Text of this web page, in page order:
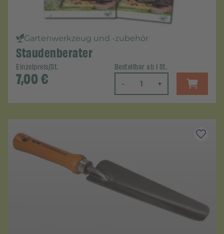
Gartenwerkzeug und -zubehör
Staudenberater
Einzelpreis/St.
7,00€
Bestellbar ab 1 St.
- +